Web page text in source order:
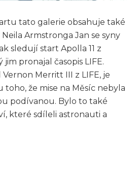
tato galerie obsahuje také
Armstronga Jan se syny
sledují start Apolla 11 z
pronajal časopis LIFE.
Vernon Merritt III z LIFE, je
že mise na Měsíc nebyla
podívanou. Bylo to také
které sdíleli astronauti a